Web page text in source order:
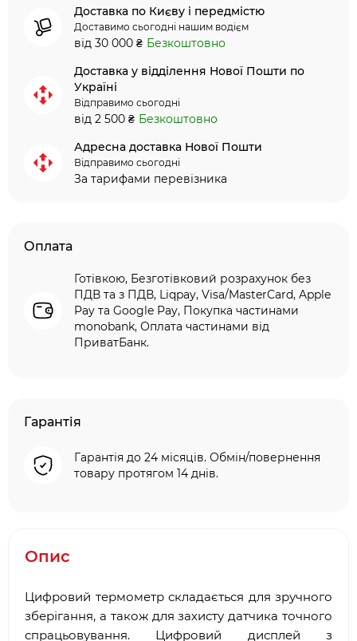
Доставка по Києву і передмістю
Доставимо сьогодні нашим водієм
від 30 000 ₴ Безкоштовно
Доставка у відділення Нової Пошти по
Україні
Відправимо сьогодні
від 2 500 ₴ Безкоштовно
Адресна доставка Нової Пошти
Відправимо сьогодні
За тарифами перевізника
Оплата
Готівкою, Безготівковий розрахунок без
ПДВ та з ПДВ, Liqpay, Visa/MasterCard, Apple
Pay та Google Pay, Покупка частинами
monobank, Оплата частинами від
ПриватБанк.
Гарантія
Гарантія до 24 місяців. Обмін/повернення
товару протягом 14 днів.
Опис
Цифровий термометр складається для зручного
зберігання, а також для захисту датчика точного
спрацьовування. Цифровий дисплей з